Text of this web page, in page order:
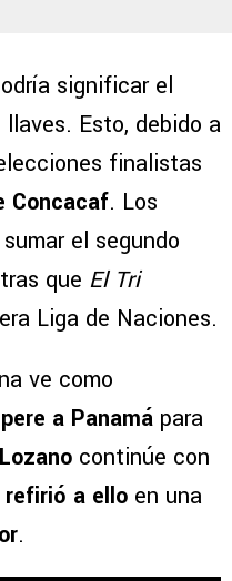
significar el
Esto, debido a
finalistas
Concacaf. Los
el segundo
que El Tri
Liga de Naciones.
ve como
a Panamá para
continúe con
refirió a ello en una
.